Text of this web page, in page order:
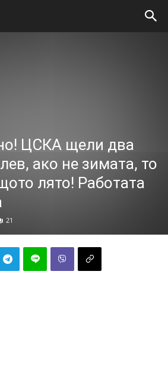
ЦСКА щели два
ако не зимата, то
лято! Работата
21